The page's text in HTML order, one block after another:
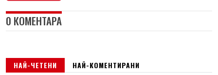
0 КОМЕНТАРА
НАЙ-ЧЕТЕНИ НАЙ-КОМЕНТИРАНИ